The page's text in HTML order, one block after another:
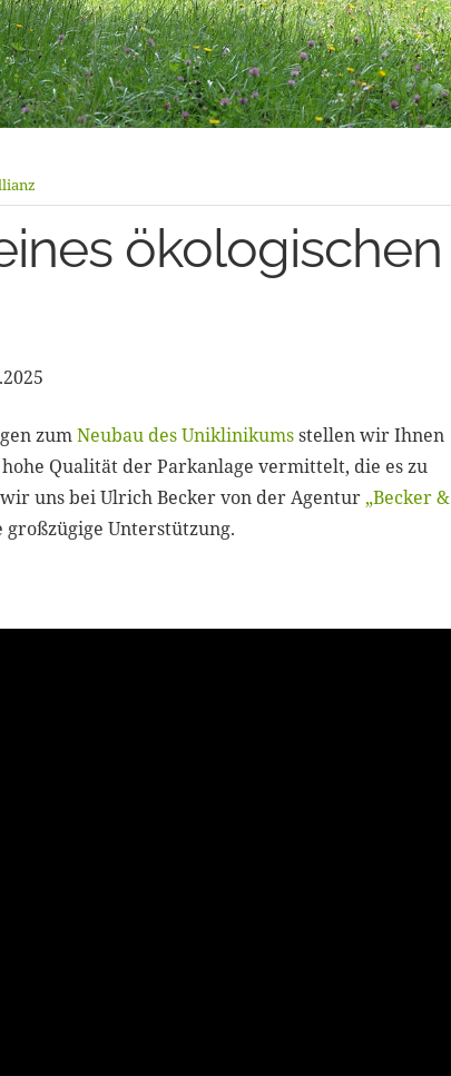
ökologischen
zumNeubau des Uniklinikumsstellen wir Ihnen
Qualität der Parkanlage vermittelt, die es zu
uns bei Ulrich Becker von der Agentur „Becker &
Unterstützung.